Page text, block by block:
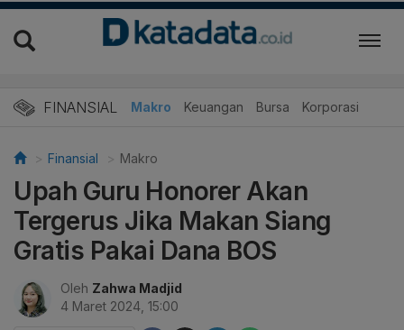
FINANSIAL Makro Keuangan Bursa Korporasi
Finansial Makro
Upah Guru Honorer Akan
Tergerus Jika Makan Siang
Gratis Pakai Dana BOS
Oleh Zahwa Madjid
4 Maret 2024, 15:00